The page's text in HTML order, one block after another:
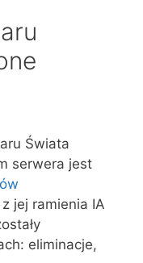
Świata
serwera jest
z jej ramienia IA
eliminacje,